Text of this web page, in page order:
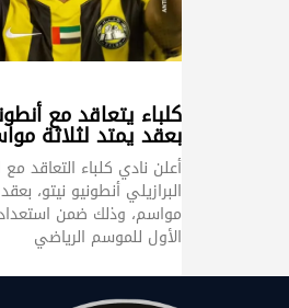
كلباء يتعاقد مع
بعقد يمتد لثلاثة
أعلن نادي كلباء التعاقد مع
البرازيلي أنطونيو نيتو،
مواسم، وذلك ضمن
الأول للموسم الرياضي